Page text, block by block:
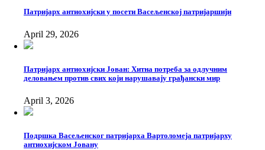
Патријарх антиохијски у посети Васељенској патријаршији
April 29, 2026
Патријарх антиохијски Јован: Хитна потреба за одлучним
деловањем против свих који нарушавају грађански мир
April 3, 2026
Подршка Васељенског патријарха Вартоломеја патријарху
антиохијском Јовану